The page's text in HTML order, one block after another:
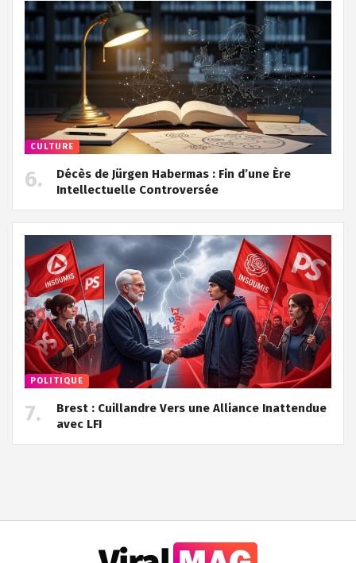
CULTURE
Décès de Jürgen Habermas : Fin d’une Ère
Intellectuelle Controversée
POLITIQUE
Brest : Cuillandre Vers une Alliance Inattendue
avec LFI